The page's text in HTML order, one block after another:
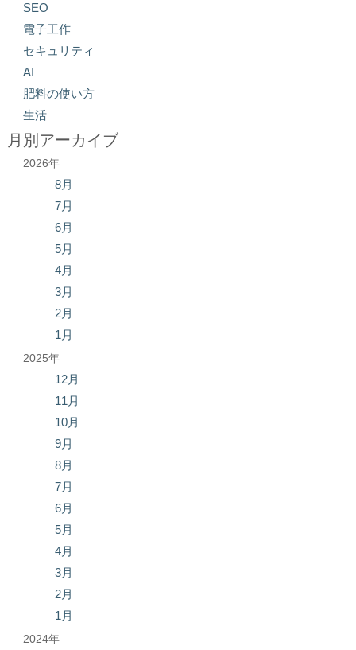
SEO
電子工作
セキュリティ
AI
肥料の使い方
生活
月別アーカイブ
2026年
8月
7月
6月
5月
4月
3月
2月
1月
2025年
12月
11月
10月
9月
8月
7月
6月
5月
4月
3月
2月
1月
2024年